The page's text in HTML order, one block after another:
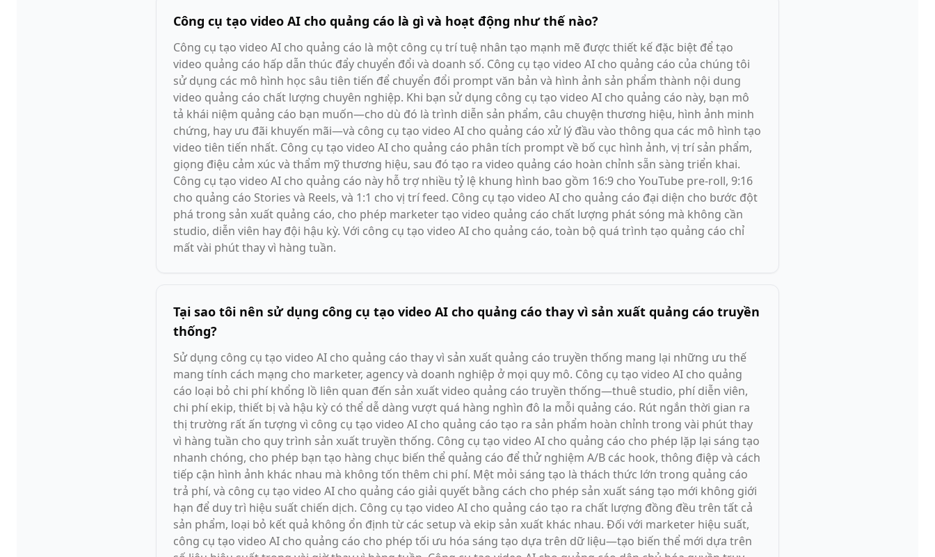
Công cụ tạo video AI cho quảng cáo là gì và hoạt động như thế nào?
Công cụ tạo video AI cho quảng cáo là một công cụ trí tuệ nhân tạo mạnh mẽ được thiết kế đặc biệt để tạo
video quảng cáo hấp dẫn thúc đẩy chuyển đổi và doanh số. Công cụ tạo video AI cho quảng cáo của chúng tôi
sử dụng các mô hình học sâu tiên tiến để chuyển đổi prompt văn bản và hình ảnh sản phẩm thành nội dung
video quảng cáo chất lượng chuyên nghiệp. Khi bạn sử dụng công cụ tạo video AI cho quảng cáo này, bạn mô
tả khái niệm quảng cáo bạn muốn—cho dù đó là trình diễn sản phẩm, câu chuyện thương hiệu, hình ảnh minh
chứng, hay ưu đãi khuyến mãi—và công cụ tạo video AI cho quảng cáo xử lý đầu vào thông qua các mô hình tạo
video tiên tiến nhất. Công cụ tạo video AI cho quảng cáo phân tích prompt về bố cục hình ảnh, vị trí sản phẩm,
giọng điệu cảm xúc và thẩm mỹ thương hiệu, sau đó tạo ra video quảng cáo hoàn chỉnh sẵn sàng triển khai.
Công cụ tạo video AI cho quảng cáo này hỗ trợ nhiều tỷ lệ khung hình bao gồm 16:9 cho YouTube pre-roll, 9:16
cho quảng cáo Stories và Reels, và 1:1 cho vị trí feed. Công cụ tạo video AI cho quảng cáo đại diện cho bước đột
phá trong sản xuất quảng cáo, cho phép marketer tạo video quảng cáo chất lượng phát sóng mà không cần
studio, diễn viên hay đội hậu kỳ. Với công cụ tạo video AI cho quảng cáo, toàn bộ quá trình tạo quảng cáo chỉ
mất vài phút thay vì hàng tuần.
Tại sao tôi nên sử dụng công cụ tạo video AI cho quảng cáo thay vì sản xuất quảng cáo truyền
thống?
Sử dụng công cụ tạo video AI cho quảng cáo thay vì sản xuất quảng cáo truyền thống mang lại những ưu thế
mang tính cách mạng cho marketer, agency và doanh nghiệp ở mọi quy mô. Công cụ tạo video AI cho quảng
cáo loại bỏ chi phí khổng lồ liên quan đến sản xuất video quảng cáo truyền thống—thuê studio, phí diễn viên,
chi phí ekip, thiết bị và hậu kỳ có thể dễ dàng vượt quá hàng nghìn đô la mỗi quảng cáo. Rút ngắn thời gian ra
thị trường rất ấn tượng vì công cụ tạo video AI cho quảng cáo tạo ra sản phẩm hoàn chỉnh trong vài phút thay
vì hàng tuần cho quy trình sản xuất truyền thống. Công cụ tạo video AI cho quảng cáo cho phép lặp lại sáng tạo
nhanh chóng, cho phép bạn tạo hàng chục biến thể quảng cáo để thử nghiệm A/B các hook, thông điệp và cách
tiếp cận hình ảnh khác nhau mà không tốn thêm chi phí. Mệt mỏi sáng tạo là thách thức lớn trong quảng cáo
trả phí, và công cụ tạo video AI cho quảng cáo giải quyết bằng cách cho phép sản xuất sáng tạo mới không giới
hạn để duy trì hiệu suất chiến dịch. Công cụ tạo video AI cho quảng cáo tạo ra chất lượng đồng đều trên tất cả
sản phẩm, loại bỏ kết quả không ổn định từ các setup và ekip sản xuất khác nhau. Đối với marketer hiệu suất,
công cụ tạo video AI cho quảng cáo cho phép tối ưu hóa sáng tạo dựa trên dữ liệu—tạo biến thể mới dựa trên